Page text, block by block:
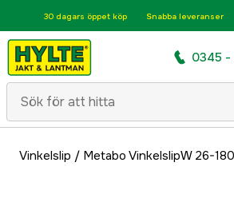
30 dagars öppet köp Snabba leveranser
0345
Vinkelslip / Metabo VinkelslipW 26-